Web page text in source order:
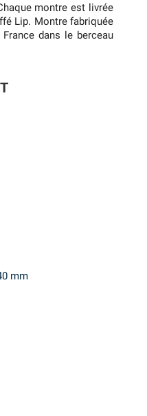
mm
montre est livrée
Lip. Montre fabriquée
dans le berceau